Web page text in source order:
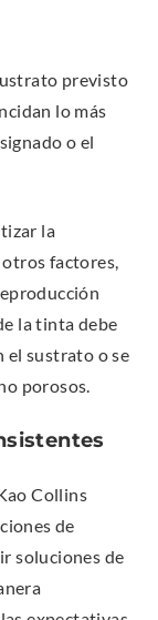
previsto
lo más
o el
la
factores,
la tinta debe
el sustrato o se
porosos.
Collins
de
soluciones de